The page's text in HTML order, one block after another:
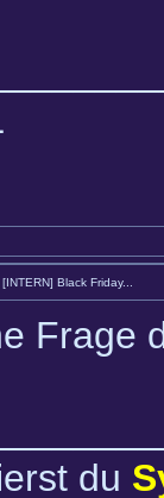
Black Friday...
Frage
du